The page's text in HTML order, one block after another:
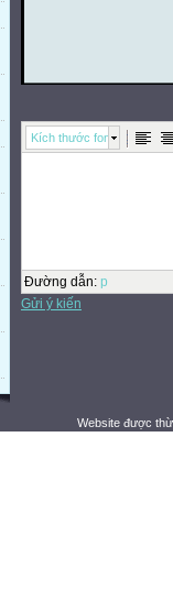
Kích thước font
Đường dẫn: p
Gửi ý kiến
Website được